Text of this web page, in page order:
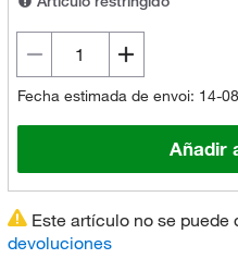
Fecha estimada de envoi: 14-
Añadir
Este artículo no se puede
devoluciones